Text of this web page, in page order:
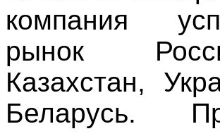
компания
рынок
Казахстан,
Беларусь.